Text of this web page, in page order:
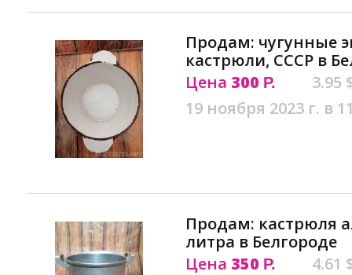
Продам: чугунные
кастрюли, СССР в
Цена 300 Р.
3.95
19 ноября 2023 г. в
Продам: кастрюля
литра в Белгороде
Цена 350 Р.
4.61